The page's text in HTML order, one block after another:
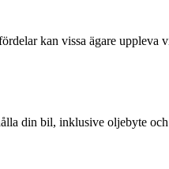
kan vissa ägare uppleva
din bil, inklusive oljebyte